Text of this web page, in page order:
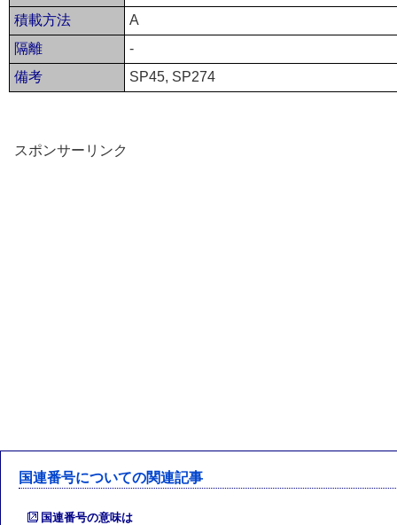
積載方法
A
隔離
-
備考
SP45, SP274
スポンサーリンク
国連番号についての関連記事
国連番号の意味は